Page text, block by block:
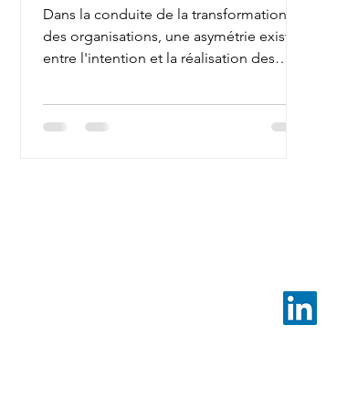
Dans la conduite de la transformation
des organisations, une asymétrie existe
entre l'intention et la réalisation des